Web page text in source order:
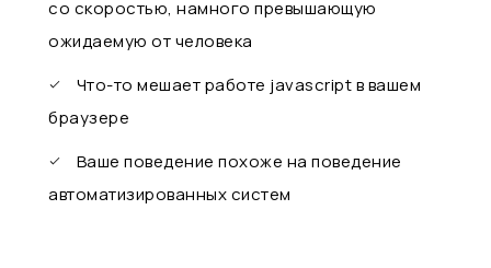
со скоростью, намного превышающую
ожидаемую от человека
Что-то мешает работе javascript в вашем
браузере
Ваше поведение похоже на поведение
автоматизированных систем